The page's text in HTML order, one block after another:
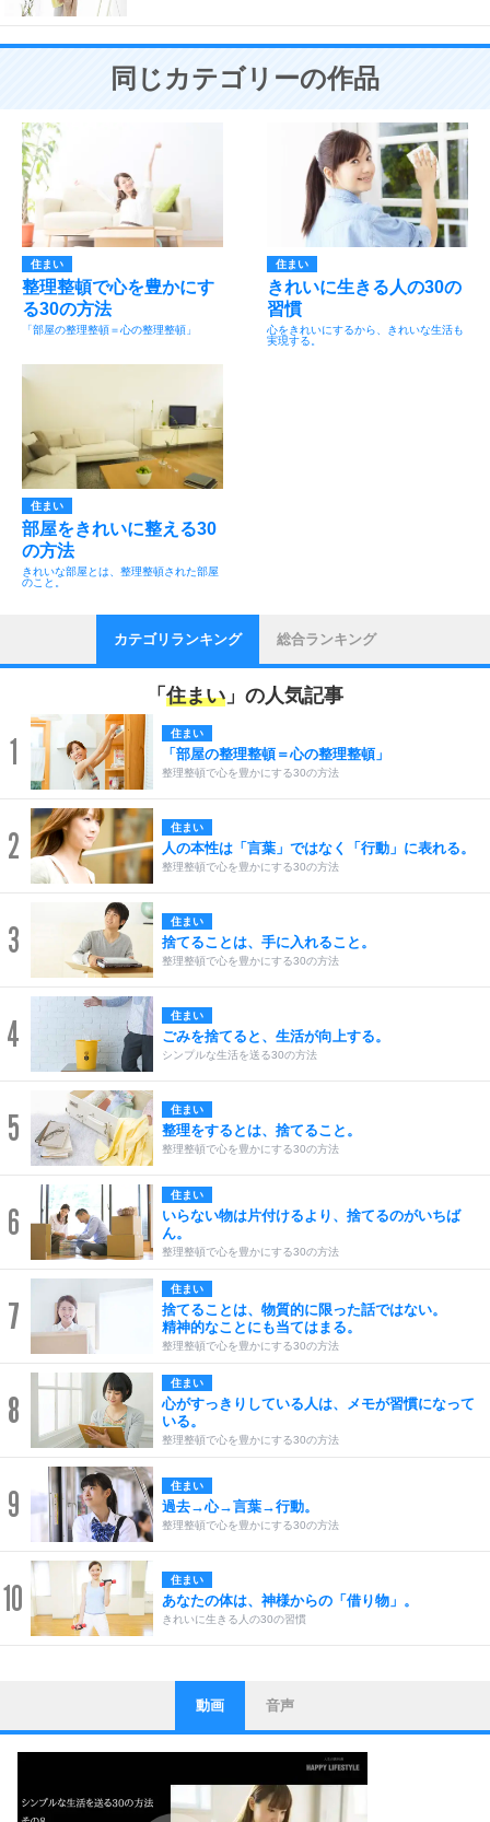
同じカテゴリーの作品
住まい
整理整頓で心を豊かにす
る30の方法
「部屋の整理整頓＝心の整理整頓」
住まい
きれいに生きる人の30の
習慣
心をきれいにするから、きれいな生活も
実現する。
住まい
部屋をきれいに整える30
の方法
きれいな部屋とは、整理整頓された部屋
のこと。
カテゴリランキング 総合ランキング
「住まい 」の人気記事
1 住まい
「部屋の整理整頓＝心の整理整頓」
整理整頓で心を豊かにする30の方法
2 住まい
人の本性は「言葉」ではなく「行動」に表れる。
整理整頓で心を豊かにする30の方法
3 住まい
捨てることは、手に入れること。
整理整頓で心を豊かにする30の方法
4 住まい
ごみを捨てると、生活が向上する。
シンプルな生活を送る30の方法
5 住まい
整理をするとは、捨てること。
整理整頓で心を豊かにする30の方法
6
住まい
いらない物は片付けるより、捨てるのがいちば
ん。
整理整頓で心を豊かにする30の方法
7
住まい
捨てることは、物質的に限った話ではない。
精神的なことにも当てはまる。
整理整頓で心を豊かにする30の方法
8
住まい
心がすっきりしている人は、メモが習慣になって
いる。
整理整頓で心を豊かにする30の方法
9 住まい
過去→心→言葉→行動。
整理整頓で心を豊かにする30の方法
10 住まい
あなたの体は、神様からの「借り物」。
きれいに生きる人の30の習慣
1
ストレス対策
他人と比べない。
いっそのこと、他人を見ない。
いらいらしない人になる30の方法
プラス思考
動画 音声